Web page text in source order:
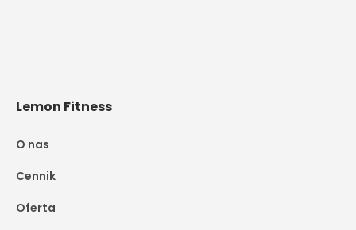
Lemon Fitness
O nas
Cennik
Oferta